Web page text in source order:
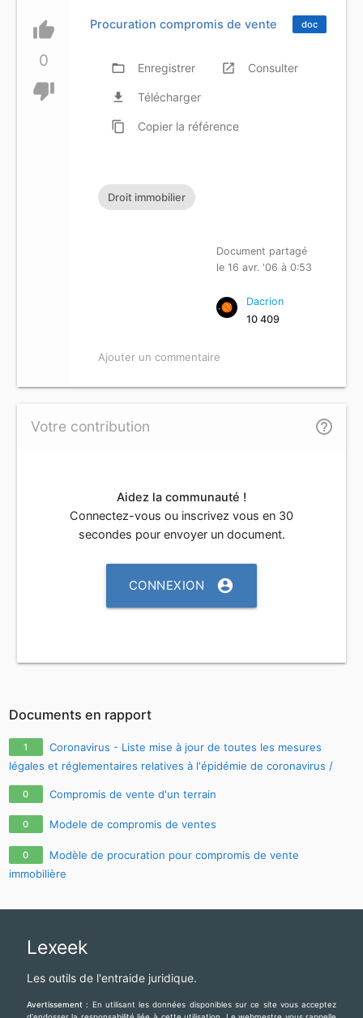
thumb_up
0
thumb_down
doc
Procuration compromis de vente
folder_open Enregistrer launch Consulter
file_download Télécharger
content_copy Copier la référence
Droit immobilier
Document partagé
le 16 avr. '06 à 0:53
Dacrion
10 409
Ajouter un commentaire
Votre contribution help_outline
Aidez la communauté !
Connectez-vous ou inscrivez vous en 30
secondes pour envoyer un document.
CONNEXION account_circle
Documents en rapport
1
Coronavirus - Liste mise à jour de toutes les mesures
légales et réglementaires relatives à l'épidémie de coronavirus /
covid-19 / sars-cov-2
0 Compromis de vente d'un terrain
0 Modele de compromis de ventes
0
Modèle de procuration pour compromis de vente
immobilière
Lexeek
Les outils de l'entraide juridique.
Avertissement : En utilisant les données disponibles sur ce site vous acceptez